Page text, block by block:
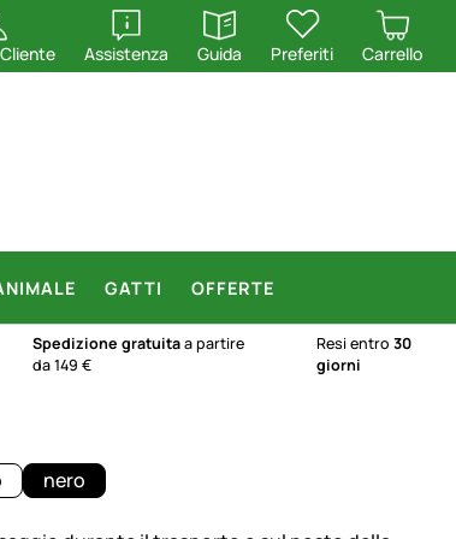
Assistenza
apri
Guida
apri
Preferiti Carrello
GATTI OFFERTE
Spedizione gratuitaa partire
da 149 €
Resi entro30
giorni
nero